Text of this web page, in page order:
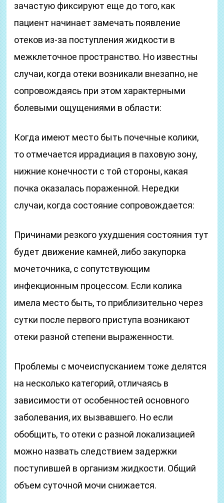
зачастую фиксируют еще до того, как
пациент начинает замечать появление
отеков из-за поступления жидкости в
межклеточное пространство. Но известны
случаи, когда отеки возникали внезапно, не
сопровождаясь при этом характерными
болевыми ощущениями в области:
Когда имеют место быть почечные колики,
то отмечается иррадиация в паховую зону,
нижние конечности с той стороны, какая
почка оказалась пораженной. Нередки
случаи, когда состояние сопровождается:
Причинами резкого ухудшения состояния тут
будет движение камней, либо закупорка
мочеточника, с сопутствующим
инфекционным процессом. Если колика
имела место быть, то приблизительно через
сутки после первого приступа возникают
отеки разной степени выраженности.
Проблемы с мочеиспусканием тоже делятся
на несколько категорий, отличаясь в
зависимости от особенностей основного
заболевания, их вызвавшего. Но если
обобщить, то отеки с разной локализацией
можно назвать следствием задержки
поступившей в организм жидкости. Общий
объем суточной мочи снижается.